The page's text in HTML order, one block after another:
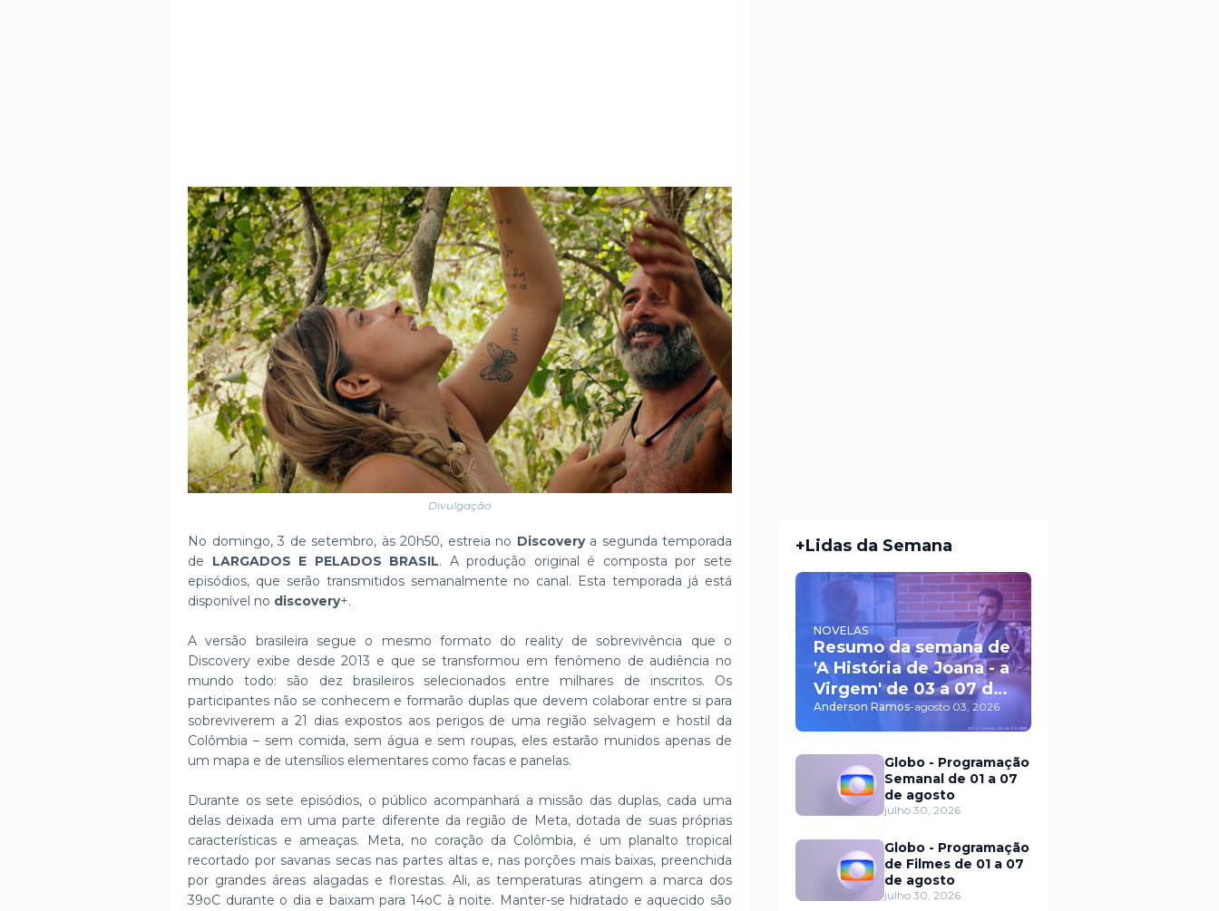
Divulgação
No domingo, 3 de setembro, às 20h50, estreia no Discoverya segunda temporada
de LARGADOS E PELADOS BRASIL. A produção original é composta por sete
episódios, que serão transmitidos semanalmente no canal. Esta temporada já está
disponível no discovery+.
A versão brasileira segue o mesmo formato do reality de sobrevivência que o
Discovery exibe desde 2013 e que se transformou em fenômeno de audiência no
mundo todo: são dez brasileiros selecionados entre milhares de inscritos. Os
participantes não se conhecem e formarão duplas que devem colaborar entre si para
sobreviverem a 21 dias expostos aos perigos de uma região selvagem e hostil da
Colômbia – sem comida, sem água e sem roupas, eles estarão munidos apenas de
um mapa e de utensílios elementares como facas e panelas.
Durante os sete episódios, o público acompanhará a missão das duplas, cada uma
delas deixada em uma parte diferente da região de Meta, dotada de suas próprias
características e ameaças. Meta, no coração da Colômbia, é um planalto tropical
recortado por savanas secas nas partes altas e, nas porções mais baixas, preenchida
por grandes áreas alagadas e florestas. Ali, as temperaturas atingem a marca dos
39oC durante o dia e baixam para 14oC à noite. Manter-se hidratado e aquecido são
+Lidas da Semana
NOVELAS
Resumo da semana de
'A História de Joana - a
Virgem' de 03 a 07 de
agosto
Anderson Ramos-agosto 03, 2026
Globo - Programação
Semanal de 01 a 07
de agosto
julho 30, 2026
Globo - Programação
de Filmes de 01 a 07
de agosto
julho 30, 2026